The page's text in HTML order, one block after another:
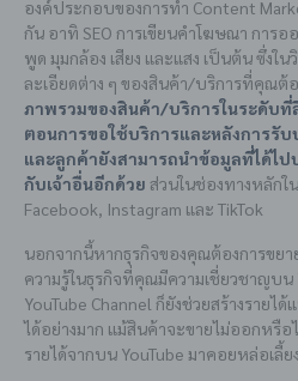
องค์ประกอบของการทำ Content
กัน อาทิ SEO การเขียนคำโฆษณา การ
พูด มุมกล้อง เสียง และแสง เป็นต้น ซึ่งใ
ละเอียดต่าง ๆ ของสินค้า/บริการที่คุณต้
ภาพรวมของสินค้า/บริการในระดับที่
ตอนการขอใช้บริการและหลังการรับ
และลูกค้ายังสามารถนำข้อมูลที่ได้ไ
กับเจ้าอื่นอีกด้วย ส่วนในช่องทางหลักใ
Facebook, Instagram และ TikTok
นอกจากนี้หากธุรกิจของคุณต้องการขย
ความรู้ในธุรกิจที่คุณมีความเชี่ยวชาญบน
YouTube Channel ก็ยังช่วยสร้างรายไ
ได้อย่างมาก แม้สินค้าจะขายไม่ออกหรือ
รายได้จากบน YouTube มาคอยหล่อเลี้ย